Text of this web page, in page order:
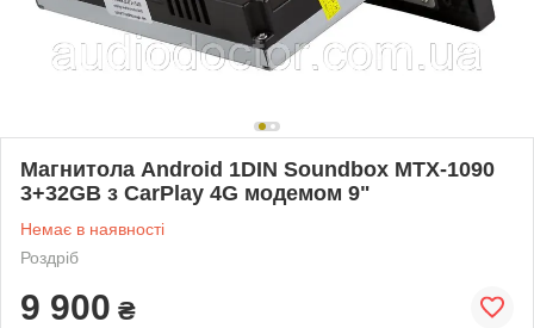
Магнитола Android 1DIN Soundbox MTX-1090
3+32GB з CarPlay 4G модемом 9"
Немає в наявності
Роздріб
9 900 ₴